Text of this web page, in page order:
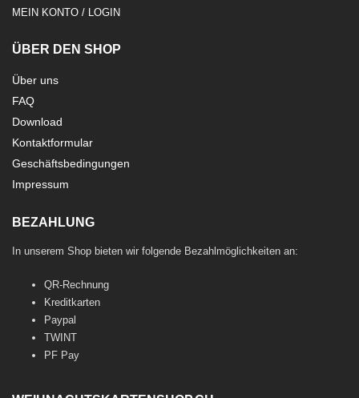
MEIN KONTO / LOGIN
ÜBER DEN SHOP
Über uns
FAQ
Download
Kontaktformular
Geschäftsbedingungen
Impressum
BEZAHLUNG
In unserem Shop bieten wir folgende Bezahlmöglichkeiten an:
QR-Rechnung
Kreditkarten
Paypal
TWINT
PF Pay